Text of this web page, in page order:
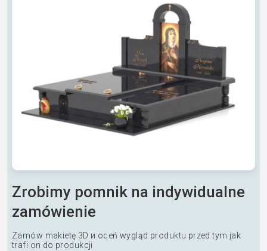
Zrobimy pomnik na indywidualne
zamówienie
Zamów makietę 3D и oceń wygląd produktu przed tym jak
trafi on do produkcji